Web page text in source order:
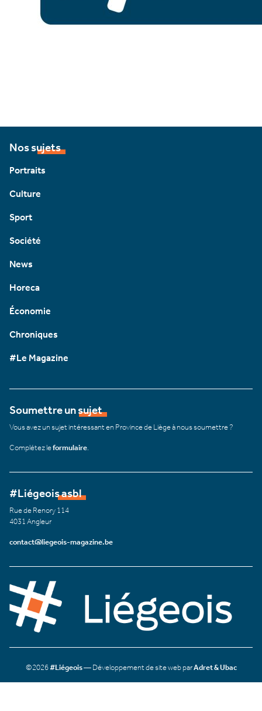
Nos sujets
Portraits
Culture
Sport
Société
News
Horeca
Économie
Chroniques
#Le Magazine
Soumettre un sujet
Vous avez un sujet intéressant en Province de Liège à nous soumettre ?
Complétez leformulaire
#Liégeois asbl
Rue de Renory 114
4031 Angleur
contact@liegeois-magazine.be
©2026#Liégeois— Développement de site web parAdret & Ubac